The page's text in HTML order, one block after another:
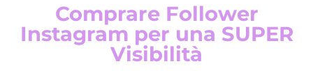
Comprare Follower
Instagram per una SUPER
Visibilità